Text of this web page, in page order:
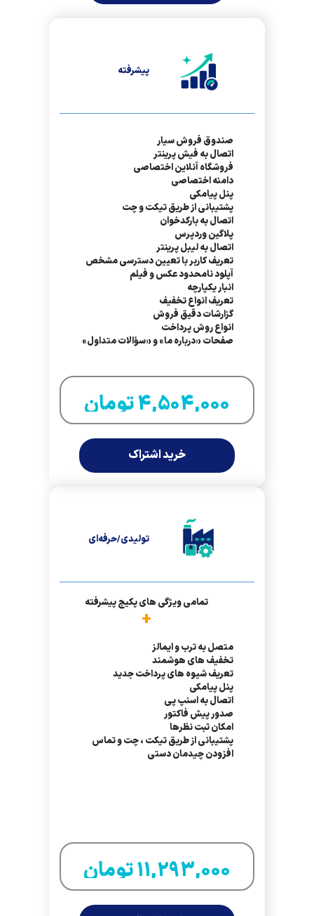
پیشرفته
صندوق فروش سیار
اتصال به فیش پرینتر
فروشگاه آنلاین اختصاصی
دامنه اختصاصی
پنل پیامکی
پشتیبانی از طریق تیکت و چت
اتصال به بارکدخوان
پلاگین وردپرس
اتصال به لیبل پرینتر
تعریف کاربر با تعیین دسترسی مشخص
آپلود نامحدود عکس و فیلم
انبار یکپارچه
تعریف انواع تخفیف
گزارشات دقیق فروش
انواع روش پرداخت
صفحات «درباره ما» و «سؤالات متداول»
4,504,000 تومان
خرید اشتراک
تولیدی/حرفه‌ای
تمامی ویژگی های پکیج پیشرفته
+
متصل به ترب و ایمالز
تخفیف های هوشمند
تعریف شیوه های پرداخت جدید
پنل پیامکی
اتصال به اسنپ پی
صدور پیش فاکتور
امکان ثبت نظرها
پشتیبانی از طریق تیکت ، چت و تماس
افزودن چیدمان دستی
11,293,000 تومان